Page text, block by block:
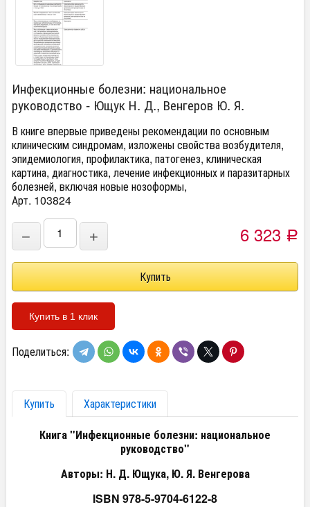
Инфекционные болезни: национальное
руководство - Ющук Н. Д., Венгеров Ю. Я.
В книге впервые приведены рекомендации по основным
клиническим синдромам, изложены свойства возбудителя,
эпидемиология, профилактика, патогенез, клиническая
картина, диагностика, лечение инфекционных и паразитарных
болезней, включая новые нозоформы,
Арт. 103824
− + 6 323 Р
Купить в 1 клик
Поделиться:
Купить
Характеристики
Книга "Инфекционные болезни: национальное
руководство"
Авторы: Н. Д. Ющука, Ю. Я. Венгерова
ISBN 978-5-9704-6122-8